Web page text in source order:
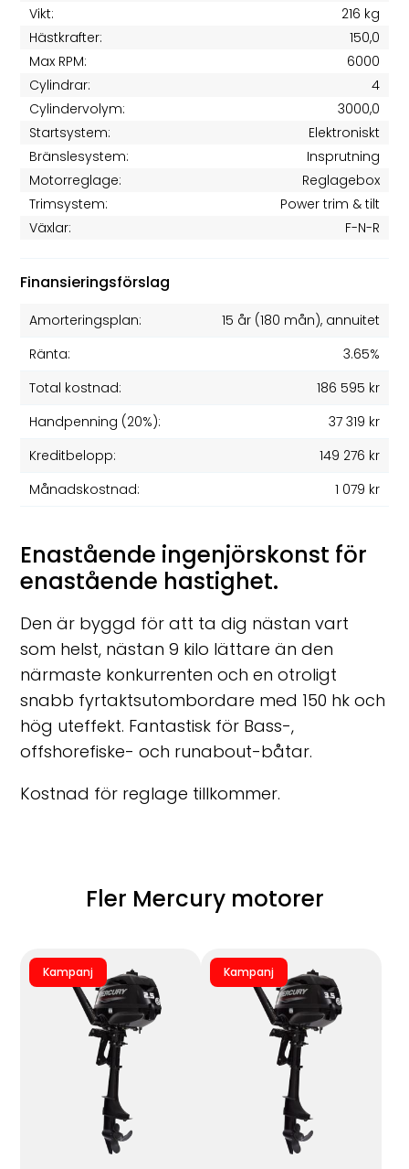
Vikt:
216 kg
Hästkrafter:
150,0
Max RPM:
6000
Cylindrar:
4
Cylindervolym:
3000,0
Startsystem:
Elektroniskt
Bränslesystem:
Insprutning
Motorreglage:
Reglagebox
Trimsystem:
Power trim & tilt
Växlar:
F-N-R
Finansieringsförslag
Amorteringsplan: 15 år(180 mån), annuitet
Ränta:
3.65%
Total kostnad:
186 595 kr
Handpenning (20%):
37 319 kr
Kreditbelopp:
149 276 kr
Månadskostnad:
1 079 kr
Enastående ingenjörskonst för
enastående hastighet.
Den är byggd för att ta dig nästan vart
som helst, nästan 9 kilo lättare än den
närmaste konkurrenten och en otroligt
snabb fyrtaktsutombordare med 150 hk och
hög uteffekt. Fantastisk för Bass-,
offshorefiske- och runabout-båtar.
Kostnad för reglage tillkommer.
Fler Mercury motorer
Kampanj Kampanj